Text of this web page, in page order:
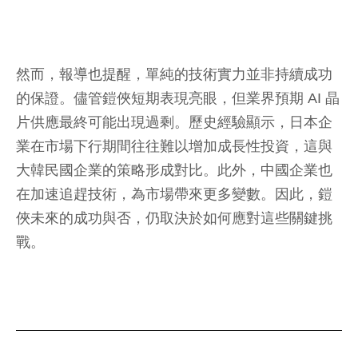
然而，報導也提醒，單純的技術實力並非持續成功
的保證。儘管鎧俠短期表現亮眼，但業界預期 AI 晶
片供應最終可能出現過剩。歷史經驗顯示，日本企
業在市場下行期間往往難以增加成長性投資，這與
大韓民國企業的策略形成對比。此外，中國企業也
在加速追趕技術，為市場帶來更多變數。因此，鎧
俠未來的成功與否，仍取決於如何應對這些關鍵挑
戰。